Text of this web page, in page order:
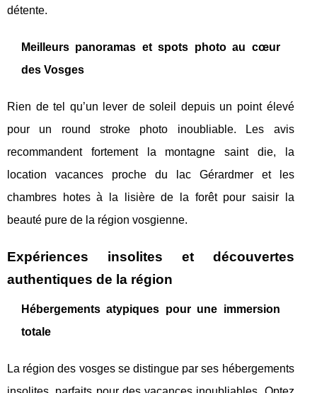
détente.
Meilleurs panoramas et spots photo au cœur
des Vosges
Rien de tel qu’un lever de soleil depuis un point élevé
pour un round stroke photo inoubliable. Les avis
recommandent fortement la montagne saint die, la
location vacances proche du lac Gérardmer et les
chambres hotes à la lisière de la forêt pour saisir la
beauté pure de la région vosgienne.
Expériences insolites et découvertes
authentiques de la région
Hébergements atypiques pour une immersion
totale
La région des vosges se distingue par ses hébergements